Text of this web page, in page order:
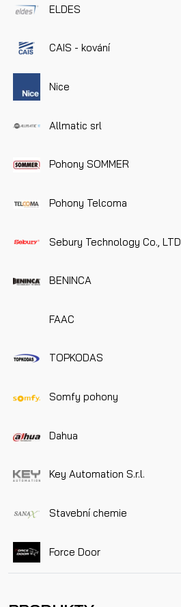
ELDES
CAIS - kování
Nice
Allmatic srl
Pohony SOMMER
Pohony Telcoma
Sebury Technology Co., LTD
BENINCA
FAAC
TOPKODAS
Somfy pohony
Dahua
Key Automation S.r.l.
Stavební chemie
Force Door